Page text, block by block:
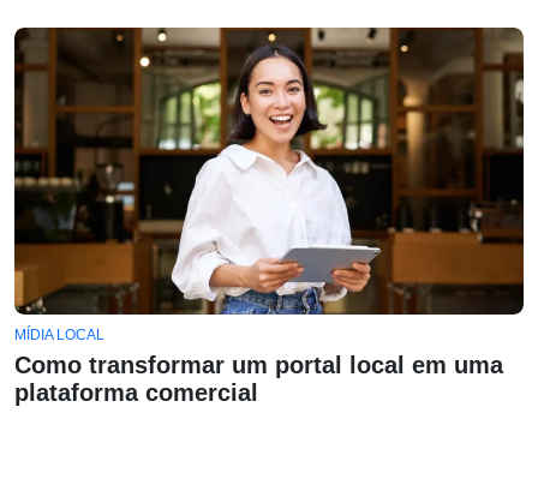
MÍDIA LOCAL
Como transformar um portal local em uma
plataforma comercial